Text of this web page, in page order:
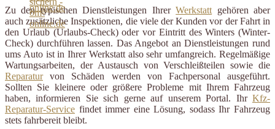
Zu den typischen Dienstleistungen IhrerWerkstatt gehören aber
auch zusätzliche Inspektionen, die viele der Kunden vor der Fahrt in
den Urlaub (Urlaubs-Check) oder vor Eintritt des Winters (Winter-
Check) durchführen lassen. Das Angebot an Dienstleistungen rund
ums Auto ist in Ihrer Werkstatt also sehr umfangreich. Regelmäßige
Wartungsarbeiten, der Austausch von Verschleißteilen sowie die
Reparaturvon Schäden werden von Fachpersonal ausgeführt.
Sollten Sie kleinere oder größere Probleme mit Ihrem Fahrzeug
haben, informieren Sie sich gerne auf unserem Portal. Ihr Kfz-
Reparatur-Service findet immer eine Lösung, sodass Ihr Fahrzeug
stets fahrbereit bleibt.